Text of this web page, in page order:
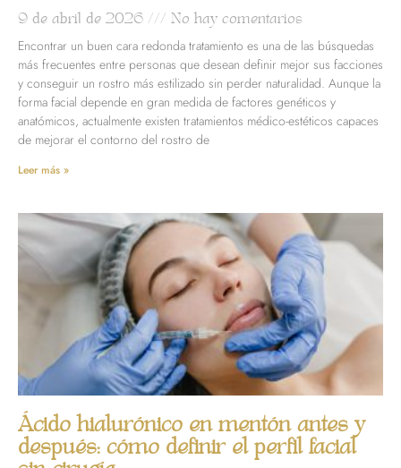
9 de abril de 2026 No hay comentarios
Encontrar un buen cara redonda tratamiento es una de las búsquedas
más frecuentes entre personas que desean definir mejor sus facciones
y conseguir un rostro más estilizado sin perder naturalidad. Aunque la
forma facial depende en gran medida de factores genéticos y
anatómicos, actualmente existen tratamientos médico-estéticos capaces
de mejorar el contorno del rostro de
Leer más »
Ácido hialurónico en mentón antes y
después: cómo definir el perfil facial